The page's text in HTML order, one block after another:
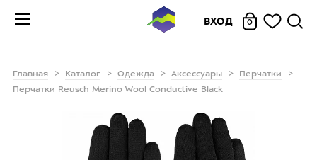
ВХОД 0
Главная Каталог Одежда Аксессуары
Перчатки
Перчатки Reusch Merino Wool Conductive Black